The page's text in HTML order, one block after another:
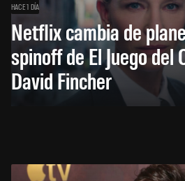
HACE 1 DÍA
Netflix cambia de
spinoff de El Juego del
David Fincher